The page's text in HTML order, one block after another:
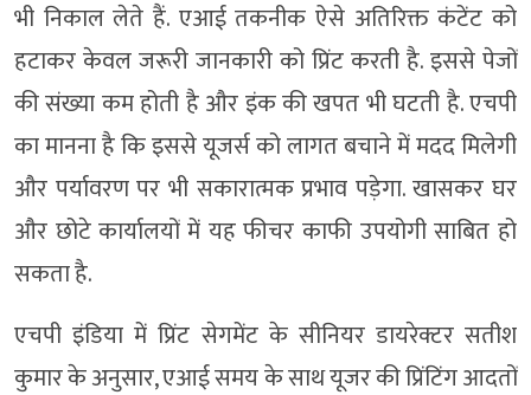
भी निकाल लेते हैं. एआई तकनीक ऐसे अतिरिक्त कंटेंट को
हटाकर केवल जरूरी जानकारी को प्रिंट करती है. इससे पेजों
की संख्या कम होती है और इंक की खपत भी घटती है. एचपी
का मानना है कि इससे यूजर्स को लागत बचाने में मदद मिलेगी
और पर्यावरण पर भी सकारात्मक प्रभाव पड़ेगा. खासकर घर
और छोटे कार्यालयों में यह फीचर काफी उपयोगी साबित हो
सकता है.
एचपी इंडिया में प्रिंट सेगमेंट के सीनियर डायरेक्टर सतीश
कुमार के अनुसार, एआई समय के साथ यूजर की प्रिंटिंग आदतों